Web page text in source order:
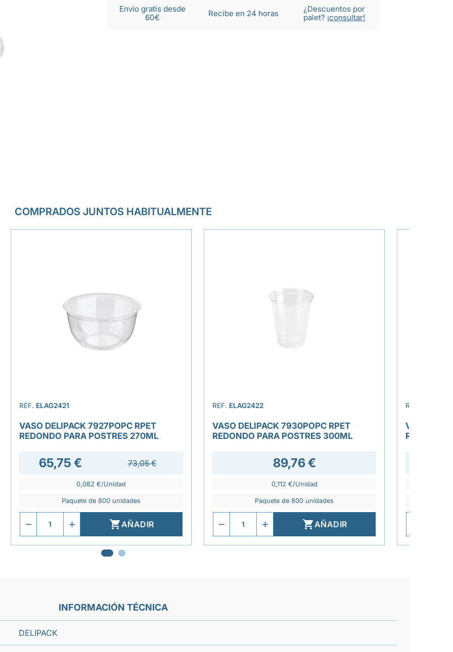
Envío gratis desde
60€
Recibe en 24 horas
¿Descuentos por
palet? ¡consultar!
COMPRADOS JUNTOS HABITUALMENTE
REF. ELAG2421
VASO DELIPACK 7927POPC RPET
REDONDO PARA POSTRES 270ML
65,75 € 73,05 €
0,082 €/Unidad
Paquete de 800 unidades
AÑADIR
REF. ELAG2422
VASO DELIPACK 7930POPC RPET
REDONDO PARA POSTRES 300ML
89,76 €
0,112 €/Unidad
Paquete de 800 unidades
AÑADIR
REF.
VASO
REDONDO
INFORMACIÓN TÉCNICA
DELIPACK